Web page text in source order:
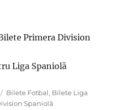
Primera Division
Liga Spaniolă
Categories
Bilete Fotbal, Bilete Liga
Spaniolă